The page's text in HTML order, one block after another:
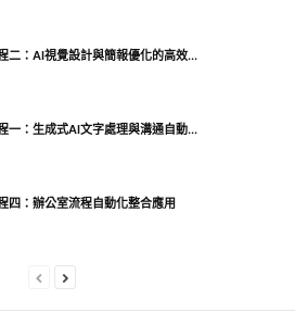
二：AI視覺設計與簡報優化的高效...
一：生成式AI文字處理與溝通自動...
四：辦公室流程自動化整合應用